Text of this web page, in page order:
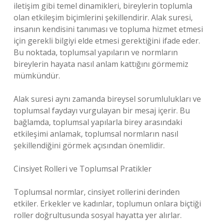
iletişim gibi temel dinamikleri, bireylerin toplumla
olan etkileşim biçimlerini şekillendirir. Alak suresi,
insanın kendisini tanıması ve topluma hizmet etmesi
için gerekli bilgiyi elde etmesi gerektiğini ifade eder.
Bu noktada, toplumsal yapıların ve normların
bireylerin hayata nasıl anlam kattığını görmemiz
mümkündür.
Alak suresi aynı zamanda bireysel sorumlulukları ve
toplumsal faydayı vurgulayan bir mesaj içerir. Bu
bağlamda, toplumsal yapılarla birey arasındaki
etkileşimi anlamak, toplumsal normların nasıl
şekillendiğini görmek açısından önemlidir.
Cinsiyet Rolleri ve Toplumsal Pratikler
Toplumsal normlar, cinsiyet rollerini derinden
etkiler. Erkekler ve kadınlar, toplumun onlara biçtiği
roller doğrultusunda sosyal hayatta yer alırlar.